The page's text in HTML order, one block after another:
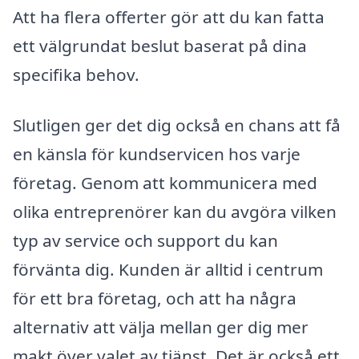
Att ha flera offerter gör att du kan fatta
ett välgrundat beslut baserat på dina
specifika behov.
Slutligen ger det dig också en chans att få
en känsla för kundservicen hos varje
företag. Genom att kommunicera med
olika entreprenörer kan du avgöra vilken
typ av service och support du kan
förvänta dig. Kunden är alltid i centrum
för ett bra företag, och att ha några
alternativ att välja mellan ger dig mer